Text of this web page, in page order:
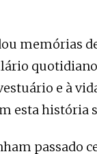
memórias
e à
esta história
passado